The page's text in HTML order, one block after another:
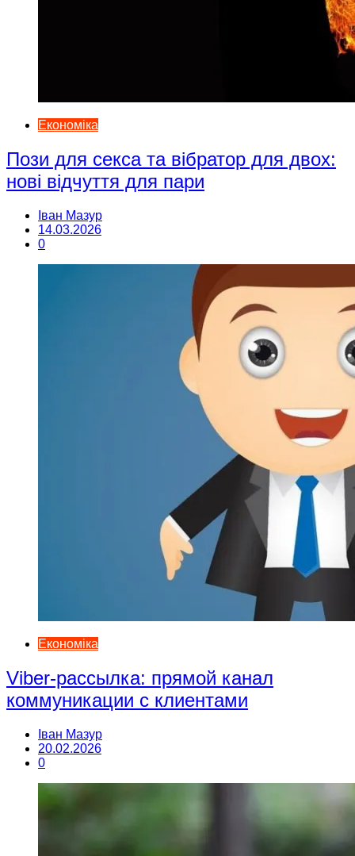
Економіка
Пози для секса та вібратор для двох:
нові відчуття для пари
Іван Мазур
14.03.2026
0
Економіка
Viber-рассылка: прямой канал
коммуникации с клиентами
Іван Мазур
20.02.2026
0